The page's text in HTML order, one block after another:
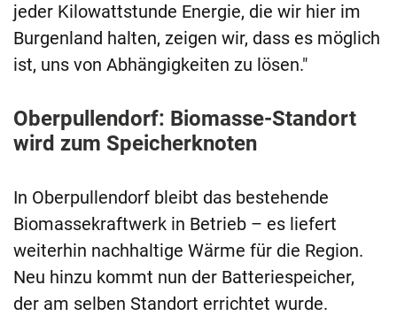
jeder Kilowattstunde Energie, die wir hier im
Burgenland halten, zeigen wir, dass es möglich
ist, uns von Abhängigkeiten zu lösen."
Oberpullendorf: Biomasse-Standort
wird zum Speicherknoten
In Oberpullendorf bleibt das bestehende
Biomassekraftwerk in Betrieb – es liefert
weiterhin nachhaltige Wärme für die Region.
Neu hinzu kommt nun der Batteriespeicher,
der am selben Standort errichtet wurde.